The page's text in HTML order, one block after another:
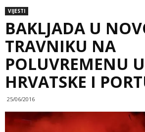
VIJESTI
BAKLJADA U
TRAVNIKU NA
POLUVREMENU
HRVATSKE I
25/06/2016